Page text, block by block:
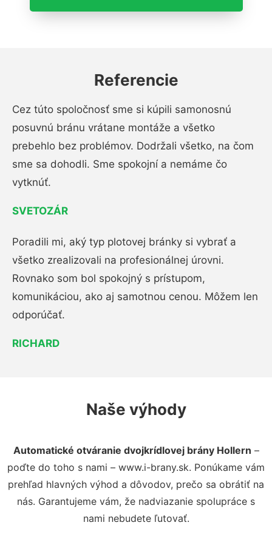
Referencie
Cez túto spoločnosť sme si kúpili samonosnú
posuvnú bránu vrátane montáže a všetko
prebehlo bez problémov. Dodržali všetko, na čom
sme sa dohodli. Sme spokojní a nemáme čo
vytknúť.
SVETOZÁR
Poradili mi, aký typ plotovej bránky si vybrať a
všetko zrealizovali na profesionálnej úrovni.
Rovnako som bol spokojný s prístupom,
komunikáciou, ako aj samotnou cenou. Môžem len
odporúčať.
RICHARD
Naše výhody
Automatické otváranie dvojkrídlovej brány Hollern –
poďte do toho s nami – www.i-brany.sk. Ponúkame vám
prehľad hlavných výhod a dôvodov, prečo sa obrátiť na
nás. Garantujeme vám, že nadviazanie spolupráce s
nami nebudete ľutovať.